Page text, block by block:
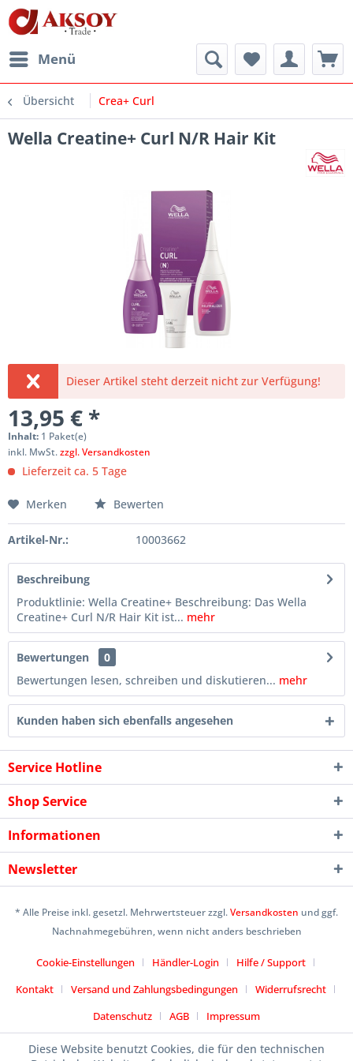
Menü
Übersicht Crea+ Curl
Wella Creatine+ Curl N/R Hair Kit
Dieser Artikel steht derzeit nicht zur Verfügung!
13,95 € *
Inhalt: 1 Paket(e)
inkl. MwSt.zzgl. Versandkosten
Lieferzeit ca. 5 Tage
Merken Bewerten
Artikel-Nr.: 10003662
Beschreibung
Produktlinie: Wella Creatine+ Beschreibung: Das Wella
Creatine+ Curl N/R Hair Kit ist... mehr
Bewertungen
0
Bewertungen lesen, schreiben und diskutieren... mehr
Kunden haben sich ebenfalls angesehen
Service Hotline
Shop Service
Informationen
Newsletter
* Alle Preise inkl. gesetzl. Mehrwertsteuer zzgl.Versandkosten und ggf.
Nachnahmegebühren, wenn nicht anders beschrieben
Cookie-Einstellungen Händler-Login
Hilfe / Support
Kontakt
Versand und Zahlungsbedingungen
Widerrufsrecht
Datenschutz
AGB Impressum
Designed byicommercetime
Diese Website benutzt Cookies, die für den technischen